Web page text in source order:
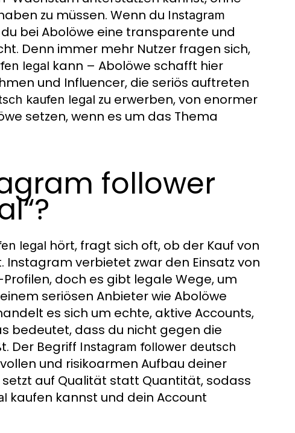
zu müssen. Wenn du Instagram
bei Abolöwe eine transparente und
Denn immer mehr Nutzer fragen sich,
legal kann – Abolöwe schafft hier
und Influencer, die seriös auftreten
kaufen legal zu erwerben, von enormer
setzen, wenn es um das Thema
follower
legal hört, fragt sich oft, ob der Kauf von
verbietet zwar den Einsatz von
doch es gibt legale Wege, um
seriösen Anbieter wie Abolöwe
es sich um echte, aktive Accounts,
bedeutet, dass du nicht gegen die
Der Begriff Instagram follower deutsch
und risikoarmen Aufbau deiner
auf Qualität statt Quantität, sodass
kaufen kannst und dein Account